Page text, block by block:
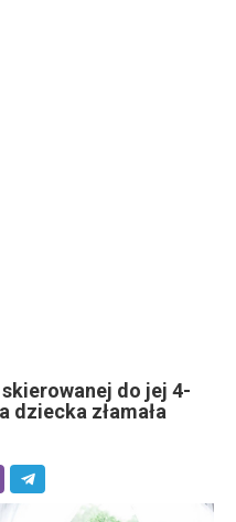
do jej 4-
dziecka złamała